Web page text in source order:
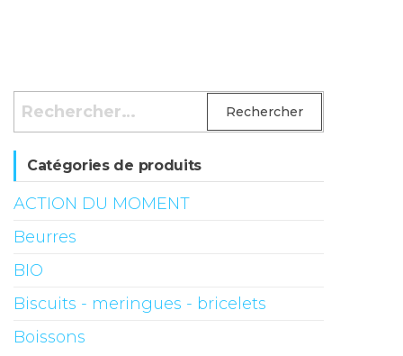
Rechercher :
Catégories de produits
ACTION DU MOMENT
Beurres
BIO
Biscuits - meringues - bricelets
Boissons